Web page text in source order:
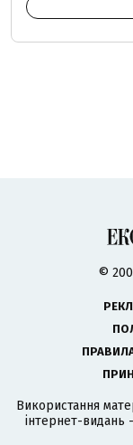
©
Використання
інтернет-видань